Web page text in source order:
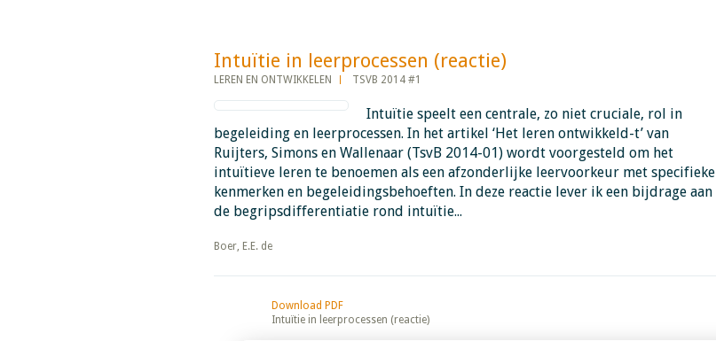
Intuïtie in leerprocessen (reactie)​​​​​​
LEREN EN ONTWIKKELEN TSVB 2014 #1
Intuïtie speelt een centrale, zo niet cruciale, rol in
begeleiding en leerprocessen. In het artikel ‘Het leren ontwikkeld-t’ van
Ruijters, Simons en Wallenaar (TsvB 2014-01) wordt voorgesteld om het
intuïtieve leren te benoemen als een afzonderlijke leervoorkeur met specifieke
kenmerken en begeleidingsbehoeften. In deze reactie lever ik een bijdrage aan
de begripsdifferentiatie rond intuïtie...
​​​​​​​Boer, E.E. de
Download PDF
Intuïtie in leerprocessen (reactie)